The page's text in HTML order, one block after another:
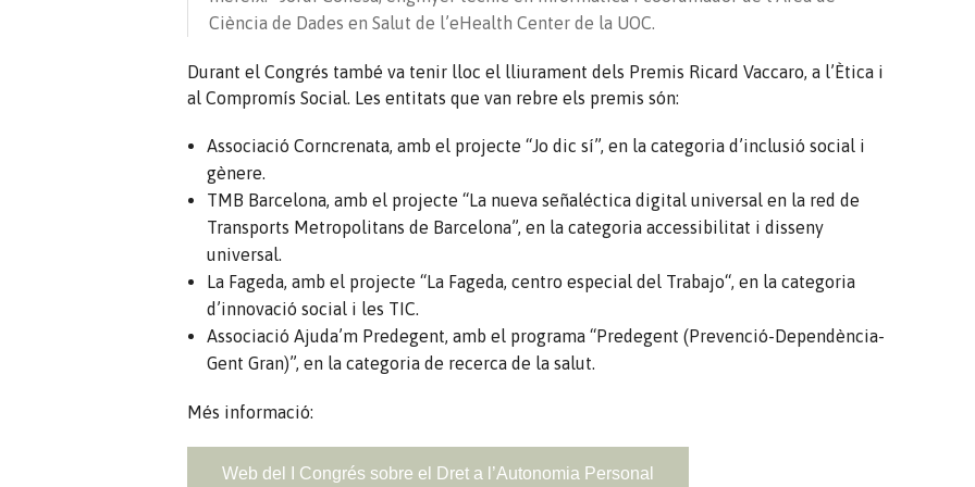
Ciència de Dades en Salut de l’eHealth Center de la UOC.
Durant el Congrés també va tenir lloc el lliurament dels Premis Ricard Vaccaro, a l’Ètica i
al Compromís Social. Les entitats que van rebre els premis són:
Associació Corncrenata, amb el projecte “Jo dic sí”, en la categoria d’inclusió social i
gènere.
TMB Barcelona, amb el projecte “La nueva señalécticadigital universal en la red de
Transports Metropolitans de Barcelona”, en la categoria accessibilitat i disseny
universal.
La Fageda, amb el projecte “La Fageda, centro especial del Trabajo“, en la categoria
d’innovació social i les TIC.
Associació Ajuda’m Predegent, amb el programa “Predegent (Prevenció-Dependència-
Gent Gran)”, en la categoria de recerca de la salut.
Més informació:
Web del I Congrés sobre el Dret a l’Autonomia Personal